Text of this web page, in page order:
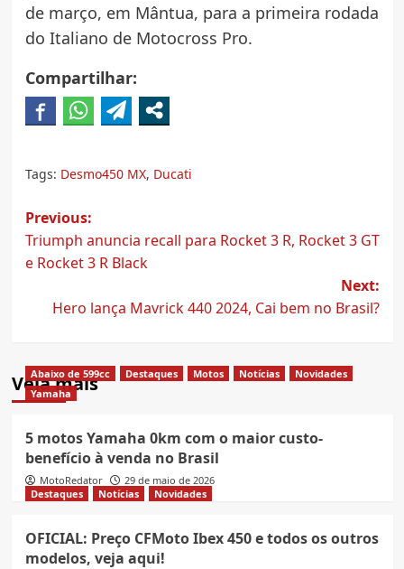
de março, em Mântua, para a primeira rodada
do Italiano de Motocross Pro.
Compartilhar:
Tags: Desmo450 MX, Ducati
Post
navigation
Previous:
Triumph anuncia recall para Rocket 3 R, Rocket 3 GT
e Rocket 3 R Black
Next:
Hero lança Mavrick 440 2024, Cai bem no Brasil?
Veja mais
Abaixo de 599cc Destaques Motos Notícias
Novidades
Yamaha
5 motos Yamaha 0km com o maior custo-
benefício à venda no Brasil
MotoRedator
29 de maio de 2026
Destaques
Notícias Novidades
OFICIAL: Preço CFMoto Ibex 450 e todos os outros
modelos, veja aqui!